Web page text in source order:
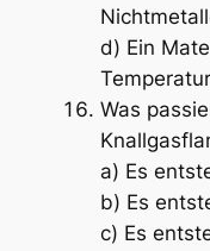
d) Ein
Was
a) Es
b) Es
c) Es